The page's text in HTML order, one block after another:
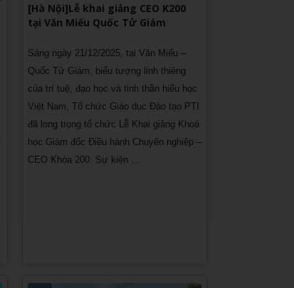
[Hà Nội]Lễ khai giảng CEO K200
tại Văn Miếu Quốc Tử Giám
Sáng ngày 21/12/2025, tại Văn Miếu –
Quốc Tử Giám, biểu tượng linh thiêng
của trí tuệ, đạo học và tinh thần hiếu học
Việt Nam, Tổ chức Giáo dục Đào tạo PTI
đã long trọng tổ chức Lễ Khai giảng Khoá
học Giám đốc Điều hành Chuyên nghiệp –
CEO Khóa 200. Sự kiện …